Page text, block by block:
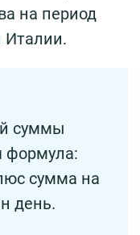
на период
Италии.
суммы
формула:
сумма на
день.